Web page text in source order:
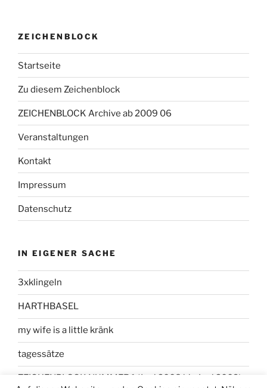
ZEICHENBLOCK
Startseite
Zu diesem Zeichenblock
ZEICHENBLOCK Archive ab 2009 06
Veranstaltungen
Kontakt
Impressum
Datenschutz
IN EIGENER SACHE
3xklingeln
HARTHBASEL
my wife is a little kränk
tagessätze
ZEICHENBLOCK NUMMER 1 (Juni 2008 bis Juni 2009)